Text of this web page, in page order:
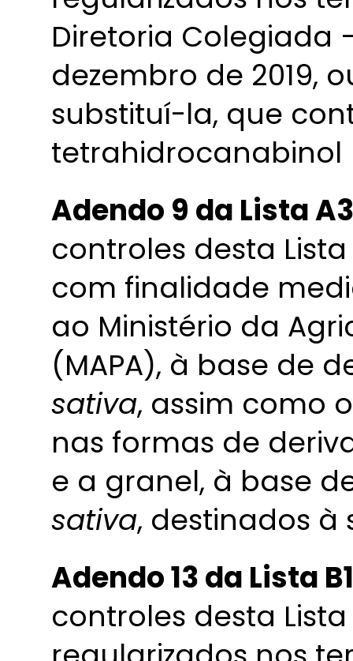
Diretoria Colegiada
dezembro de 2019,
substituí-la, que
tetrahidrocanabinol
Adendo 9 da Lista A3
controles desta
com finalidade
ao Ministério da
(MAPA), à base de
sativa, assim como
nas formas de
e a granel, à base
sativa, destinados
Adendo 13 da Lista B1
controles desta